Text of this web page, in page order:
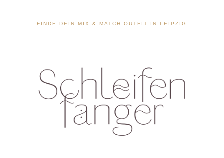
FINDE DEIN MIX & MATCH OUTFIT IN LEIPZIG